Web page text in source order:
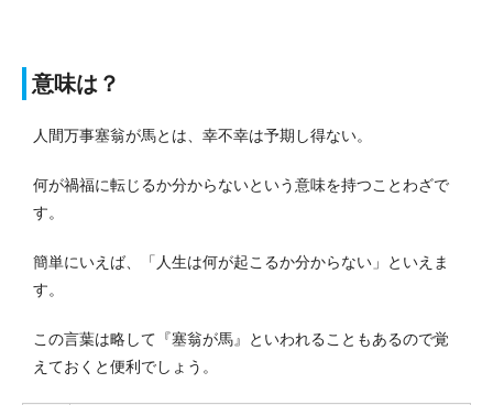
意味は？
人間万事塞翁が馬とは、幸不幸は予期し得ない。
何が禍福に転じるか分からないという意味を持つことわざで
す。
簡単にいえば、「人生は何が起こるか分からない」といえま
す。
この言葉は略して『塞翁が馬』といわれることもあるので覚
えておくと便利でしょう。